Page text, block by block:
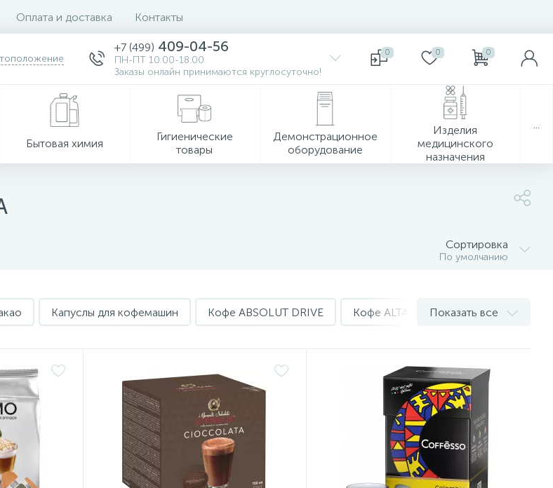
Оплата и доставка Контакты
+7 (499) 409-04-56
ПН-ПТ 10:00-18:00
Заказы онлайн принимаются круглосуточно!
0 0 0
Бытовая химия
Гигиенические
товары
Демонстрационное
оборудование
Изделия
медицинского
назначения
Сортировка
По умолчанию
Капуслы для кофемашин Кофе ABSOLUT DRIVE Кофе ALTA ROMA Кофе
Показать все